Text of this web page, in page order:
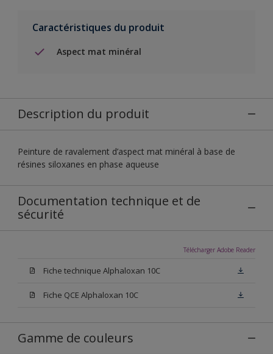
Caractéristiques du produit
Aspect mat minéral
Description du produit
Peinture de ravalement d’aspect mat minéral à base de
résines siloxanes en phase aqueuse
Documentation technique et de
sécurité
Télécharger Adobe Reader
Fiche technique Alphaloxan 10C
Fiche QCE Alphaloxan 10C
Gamme de couleurs